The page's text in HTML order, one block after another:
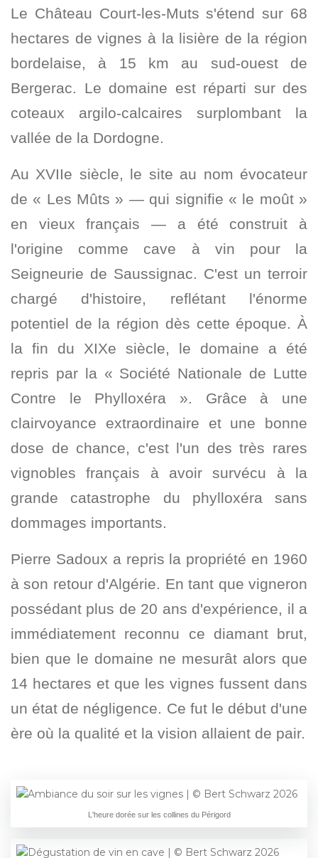
Le Château Court-les-Muts s'étend sur 68
hectares de vignes à la lisière de la région
bordelaise, à 15 km au sud-ouest de
Bergerac. Le domaine est réparti sur des
coteaux argilo-calcaires surplombant la
vallée de la Dordogne.
Au XVIIe siècle, le site au nom évocateur
de « Les Mûts » — qui signifie « le moût »
en vieux français — a été construit à
l'origine comme cave à vin pour la
Seigneurie de Saussignac. C'est un terroir
chargé d'histoire, reflétant l'énorme
potentiel de la région dès cette époque. À
la fin du XIXe siècle, le domaine a été
repris par la « Société Nationale de Lutte
Contre le Phylloxéra ». Grâce à une
clairvoyance extraordinaire et une bonne
dose de chance, c'est l'un des très rares
vignobles français à avoir survécu à la
grande catastrophe du phylloxéra sans
dommages importants.
Pierre Sadoux a repris la propriété en 1960
à son retour d'Algérie. En tant que vigneron
possédant plus de 20 ans d'expérience, il a
immédiatement reconnu ce diamant brut,
bien que le domaine ne mesurât alors que
14 hectares et que les vignes fussent dans
un état de négligence. Ce fut le début d'une
ère où la qualité et la vision allaient de pair.
L'heure dorée sur les collines du Périgord